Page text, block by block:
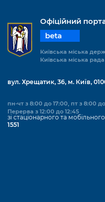
Офіційний
beta
Київська міська
Київська міська рада
вул. Хрещатик, 36, м. Київ,
пн-чт з 8:00 до 17:00, пт з 8:00
Перерва з 12:00 до 12:45
зі стаціонарного та мобільного
1551